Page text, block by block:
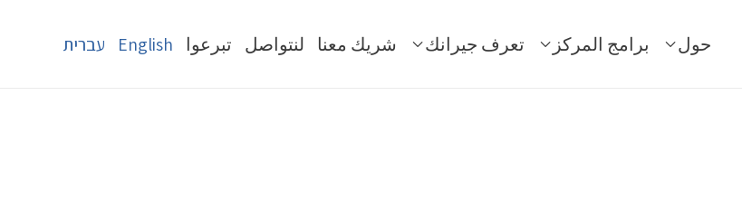
حول برامج المركز تعرف جيرانك شريك معنا لنتواصل تبرعوا English עברית